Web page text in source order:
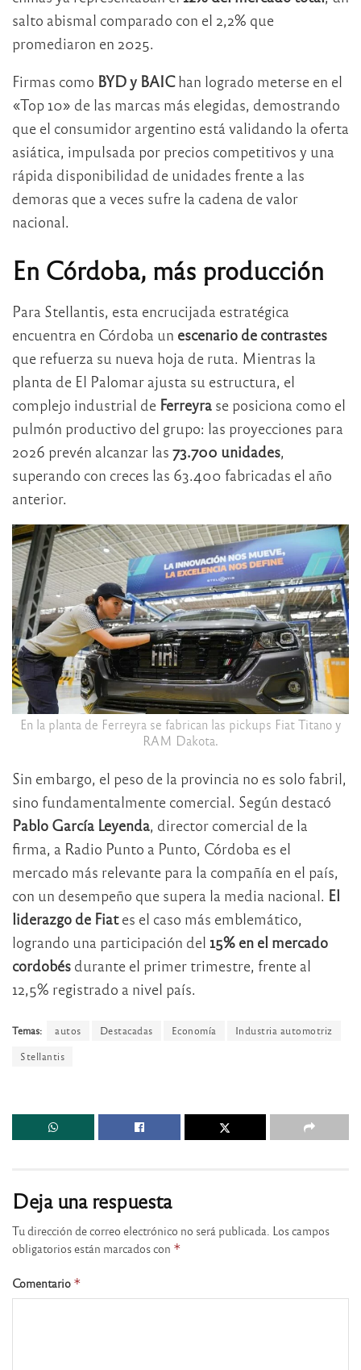
salto abismal comparado con el 2,2% que
promediaron en 2025.
Firmas como BYD y BAIChan logrado meterse en el
«Top 10» de las marcas más elegidas, demostrando
que el consumidor argentino está validando la oferta
asiática, impulsada por precios competitivos y una
rápida disponibilidad de unidades frente a las
demoras que a veces sufre la cadena de valor
nacional.
En Córdoba, más producción
Para Stellantis, esta encrucijada estratégica
encuentra en Córdoba un escenario de contrastes
que refuerza su nueva hoja de ruta. Mientras la
planta de El Palomar ajusta su estructura, el
complejo industrial de Ferreyra se posiciona como el
pulmón productivo del grupo: las proyecciones para
2026 prevén alcanzar las 73.700 unidades,
superando con creces las 63.400 fabricadas el año
anterior.
En la planta de Ferreyra se fabrican las pickups Fiat Titano y
RAM Dakota.
Sin embargo, el peso de la provincia no es solo fabril,
sino fundamentalmente comercial. Según destacó
Pablo García Leyenda, director comercial de la
firma, a Radio Punto a Punto, Córdoba es el
mercado más relevante para la compañía en el país,
con un desempeño que supera la media nacional. El
liderazgo de Fiates el caso más emblemático,
logrando una participación del 15% en el mercado
cordobés durante el primer trimestre, frente al
12,5% registrado a nivel país.
Temas: autos Destacadas Economía
Industria automotriz
Stellantis
Deja una respuesta
Tu dirección de correo electrónico no será publicada. Los campos
obligatorios están marcados con *
Comentario *